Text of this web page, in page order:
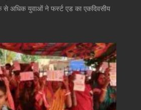
से अधिक युवाओं ने फर्स्ट एड का एकदिवसीय